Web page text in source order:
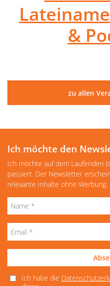
&
zu allen
Ich möchte den
Ich möchte auf dem Laufenden
passiert. Der Newsletter
relevante Inhalte ohne Werbung.
Ich habe die